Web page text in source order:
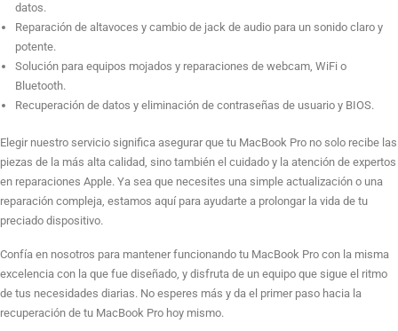
Formateo e instalación sistema operativo Salvando datos
Reparación cambio altavoz
Quitar contraseña de usuario
Quitar contraseña de BIOS, candado, números
datos.
Reparación de altavoces y cambio de jack de audio para un sonido claro y
potente.
Solución para equipos mojados y reparaciones de webcam, WiFi o
Bluetooth.
Recuperación de datos y eliminación de contraseñas de usuario y BIOS.
Elegir nuestro servicio significa asegurar que tu MacBook Pro no solo recibe las
piezas de la más alta calidad, sino también el cuidado y la atención de expertos
en reparaciones Apple. Ya sea que necesites una simple actualización o una
reparación compleja, estamos aquí para ayudarte a prolongar la vida de tu
preciado dispositivo.
Confía en nosotros para mantener funcionando tu MacBook Pro con la misma
excelencia con la que fue diseñado, y disfruta de un equipo que sigue el ritmo
de tus necesidades diarias. No esperes más y da el primer paso hacia la
recuperación de tu MacBook Pro hoy mismo.